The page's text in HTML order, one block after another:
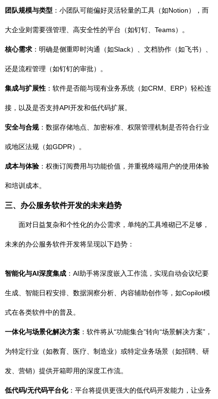
团队规模与类型 ：小团队可能偏好灵活轻量的工具（如Notion），而
大企业则需要强管理、高安全性的平台（如钉钉、Teams）。
核心需求 ：明确是侧重即时沟通（如Slack）、文档协作（如飞书）、
还是流程管理（如钉钉的审批）。
集成与扩展性 ：软件是否能与现有业务系统（如CRM、ERP）轻松连
接，以及是否支持API开发和低代码扩展。
安全与合规：数据存储地点、加密标准、权限管理机制是否符合行业
或地区法规（如GDPR）。
成本与体验 ：权衡订阅费用与功能价值，并重视终端用户的使用体验
和培训成本。
三、办公服务软件开发的未来趋势
面对日益复杂和个性化的办公需求，单纯的工具堆砌已不足够，
未来的办公服务软件开发将呈现以下趋势：
智能化与AI深度集成 ：AI助手将深度嵌入工作流，实现自动会议纪要
生成、智能日程安排、数据洞察分析、内容辅助创作等，如Copilot模
式在各类软件中的普及。
一体化与场景化解决方案 ：软件将从“功能集合”转向“场景解决方案”，
为特定行业（如教育、医疗、制造业）或特定业务场景（如招聘、研
发、营销）提供开箱即用的深度工作流。
低代码/无代码平台化：平台将提供更强大的低代码开发能力，让业务